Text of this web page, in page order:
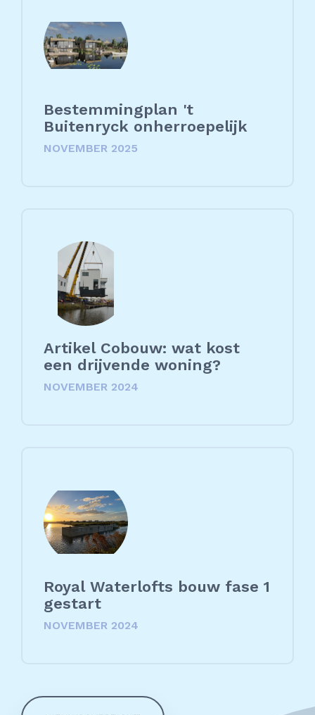
Bestemmingplan 't
Buitenryck onherroepelijk
NOVEMBER 2025
Artikel Cobouw: wat kost
een drijvende woning?
NOVEMBER 2024
Royal Waterlofts bouw fase 1
gestart
NOVEMBER 2024